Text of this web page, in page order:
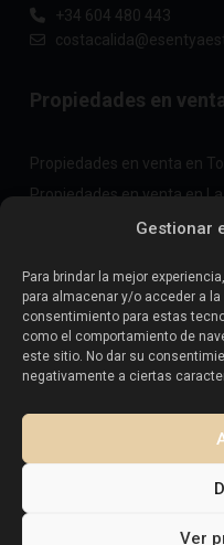
Gestionar
Para brindar la mejor
para almacenar y/o acceder a
consentimiento para estas
como el comportamiento de
este sitio. No dar su
negativamente a ciertas
Ver
+34 604 480 443
Propiedades en
Propiedades en venta en
Propiedades en venta en
Propiedades en venta en
Vende tu
Vender propiedad en La